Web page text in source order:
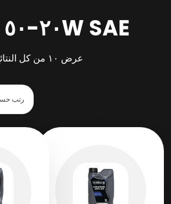
SAE ٢٠W-٥٠ CJ-٤
عرض ⁦١٠⁩ من كل النتائج